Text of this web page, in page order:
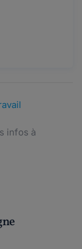
infos à